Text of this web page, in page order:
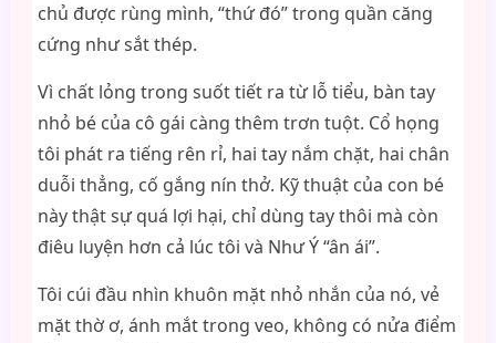
chủ được rùng mình, “thứ đó” trong quần căng
cứng như sắt thép.
Vì chất lỏng trong suốt tiết ra từ lỗ tiểu, bàn tay
nhỏ bé của cô gái càng thêm trơn tuột. Cổ họng
tôi phát ra tiếng rên rỉ, hai tay nắm chặt, hai chân
duỗi thẳng, cố gắng nín thở. Kỹ thuật của con bé
này thật sự quá lợi hại, chỉ dùng tay thôi mà còn
điêu luyện hơn cả lúc tôi và Như Ý “ân ái”.
Tôi cúi đầu nhìn khuôn mặt nhỏ nhắn của nó, vẻ
mặt thờ ơ, ánh mắt trong veo, không có nửa điểm